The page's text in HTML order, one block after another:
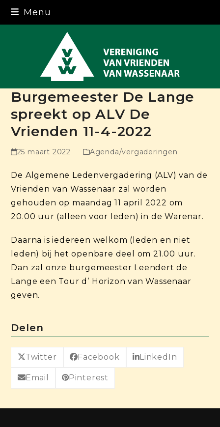
Skip
Menu
Burgemeester De Lange
spreekt op ALV De
Vrienden 11-4-2022
25 maart 2022 Agenda/vergaderingen
De Algemene Ledenvergadering (ALV) van de
Vrienden van Wassenaar zal worden
gehouden op maandag 11 april 2022 om
20.00 uur (alleen voor leden) in de Warenar.
Daarna is iedereen welkom (leden en niet
leden) bij het openbare deel om 21.00 uur.
Dan zal onze burgemeester Leendert de
Lange een Tour d’ Horizon van Wassenaar
geven.
Delen
Twitter Facebook LinkedIn
Email Pinterest